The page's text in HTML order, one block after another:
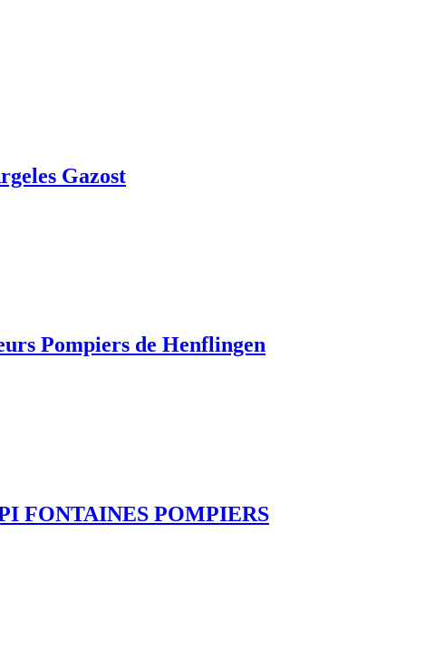
Gazost
Pompiers de Henflingen
FONTAINES POMPIERS